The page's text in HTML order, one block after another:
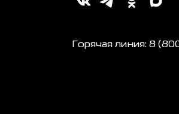
Горячая линия: 8